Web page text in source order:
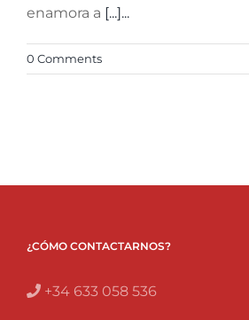
enamora a [...]...
0 Comments
¿CÓMO CONTACTARNOS?
+34 633 058 536